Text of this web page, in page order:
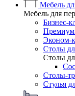
Мебель
Мебель для
Бизнес-
Эконом-
Столы
Столы
Столы-
Стулья